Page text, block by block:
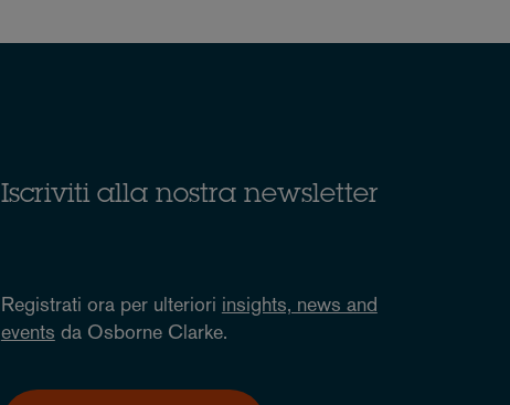
Iscriviti alla nostra newsletter
Registrati ora per ulteriori insights, news and
events da Osborne Clarke.